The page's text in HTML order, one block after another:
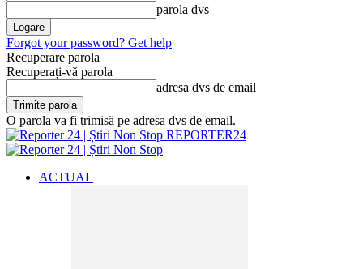
parola dvs
Forgot your password? Get help
Recuperare parola
Recuperați-vă parola
adresa dvs de email
O parola va fi trimisă pe adresa dvs de email.
REPORTER24
ACTUAL